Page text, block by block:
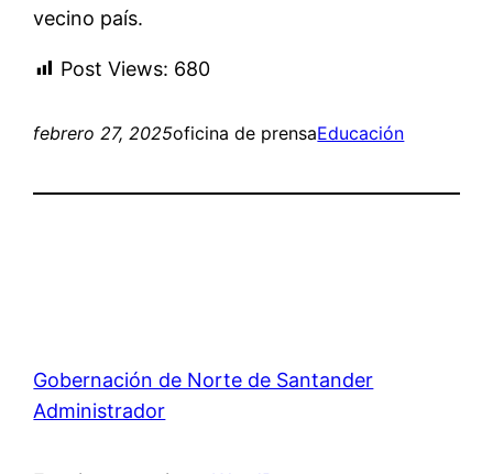
vecino país.
Post Views: 680
febrero 27, 2025oficina de prensaEducación
Gobernación de Norte de Santander
Administrador